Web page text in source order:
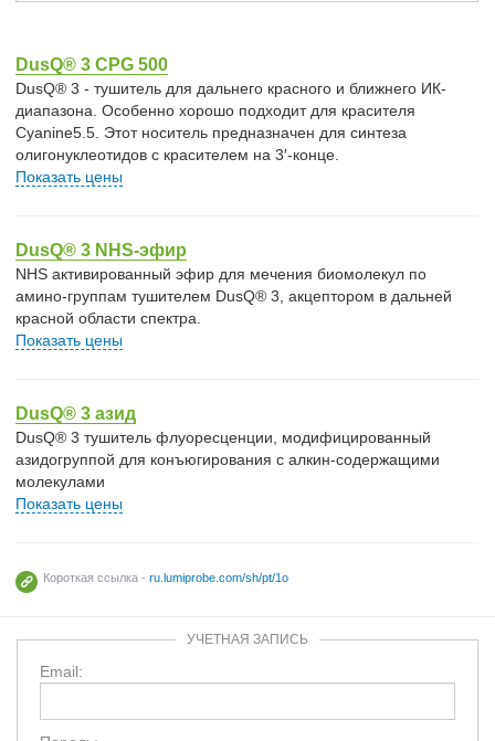
DusQ® 3 CPG 500
DusQ® 3 - тушитель для дальнего красного и ближнего ИК-
диапазона. Особенно хорошо подходит для красителя
Cyanine5.5. Этот носитель предназначен для синтеза
олигонуклеотидов с красителем на 3′-конце.
Показать цены
DusQ® 3 NHS-эфир
NHS активированный эфир для мечения биомолекул по
амино-группам тушителем DusQ® 3, акцептором в дальней
красной области спектра.
Показать цены
DusQ® 3 азид
DusQ® 3 тушитель флуоресценции, модифицированный
азидогруппой для конъюгирования с алкин-содержащими
молекулами
Показать цены
Короткая ссылка - ru.lumiprobe.com/sh/pt/1o
УЧЕТНАЯ ЗАПИСЬ
Email: